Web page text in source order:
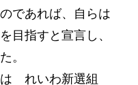
であれば、自らは
目指すと宣言し、
。
は れいわ新選組